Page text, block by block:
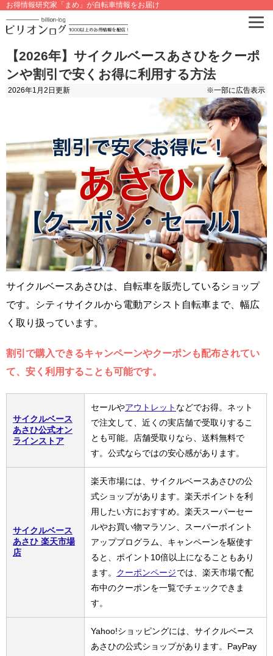
お得情報研究家「まめ」が自転車情報をお届け
【2026年】サイクルベースあさひをクーポ
ンや割引で安くお得に利用する方法
2026年1月2日 更新 ※一部に広告表示
サイクルベースあさひは、自転車を販売しているショップ
です。シティサイクルから電動アシスト自転車まで、幅広
く取り扱っています。
割引で購入できるキャンペーンやクーポンも配布されてい
て、安く利用することも可能です。
サイクルベース
あさひ公式オン
ラインストア
セールやアウトレット などでお得。ネット
で注文して、近くの実店舗で受取りするこ
とも可能。店舗受取りなら、送料無料で
す。公式ならではの安心感があります。
サイクルベース
あさひ 楽天市場
店
楽天市場には、サイクルベースあさひの公
式ショップがあります。楽天ポイントを利
用したい方におすすめ。楽天スーパーセー
ルやお買い物マラソン、スーパーポイント
アッププログラム、キャンペーンを駆使す
ると、ポイント10倍以上になることもあり
ます。 クーポンページでは、楽天市場で配
布中のクーポンを一覧でチェックできま
す。
Yahoo!ショッピングには、サイクルベース
あさひの公式ショップがあります。PayPay